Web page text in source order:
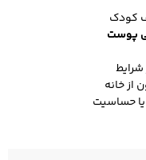
زیر مردانه
کودک
پوست
از خانه
حساسیت